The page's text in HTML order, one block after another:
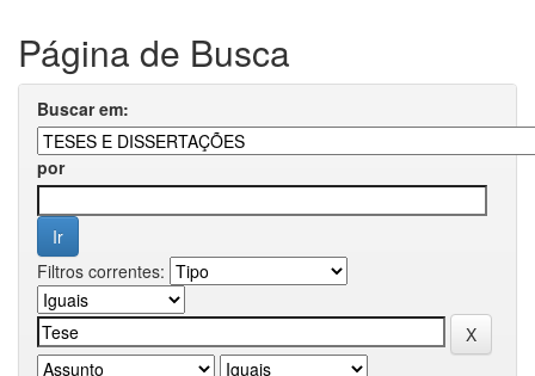
Página de Busca
Buscar em:
por
Filtros correntes: